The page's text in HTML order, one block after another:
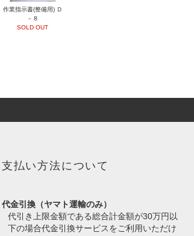
作業指示書(整備用) Ｄ
－８
SOLD OUT
支払い方法について
代金引換（ヤマト運輸のみ）
代引き上限金額である総合計金額が30万円以
下の場合代金引換サービスをご利用いただけ